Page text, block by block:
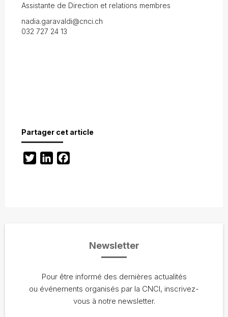
Assistante de Direction et relations membres
nadia.garavaldi@cnci.ch
032 727 24 13
Partager cet article
TwitterLinkedIn
Newsletter
Pour être informé des dernières actualités
ou événements organisés par la CNCI, inscrivez-
vous à notre newsletter.